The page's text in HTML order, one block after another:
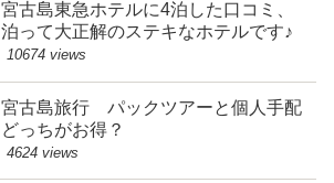
宮古島東急ホテルに4泊した口コミ、
泊って大正解のステキなホテルです♪
10674 views
宮古島旅行 パックツアーと個人手配
どっちがお得？
4624 views